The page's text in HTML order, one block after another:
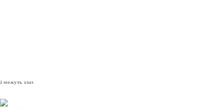
зламати волю народу, - Президент України Володимир Зеленський